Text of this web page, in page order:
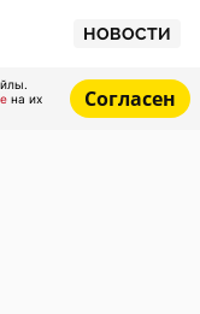
НОВОСТИ
на их
Согласен